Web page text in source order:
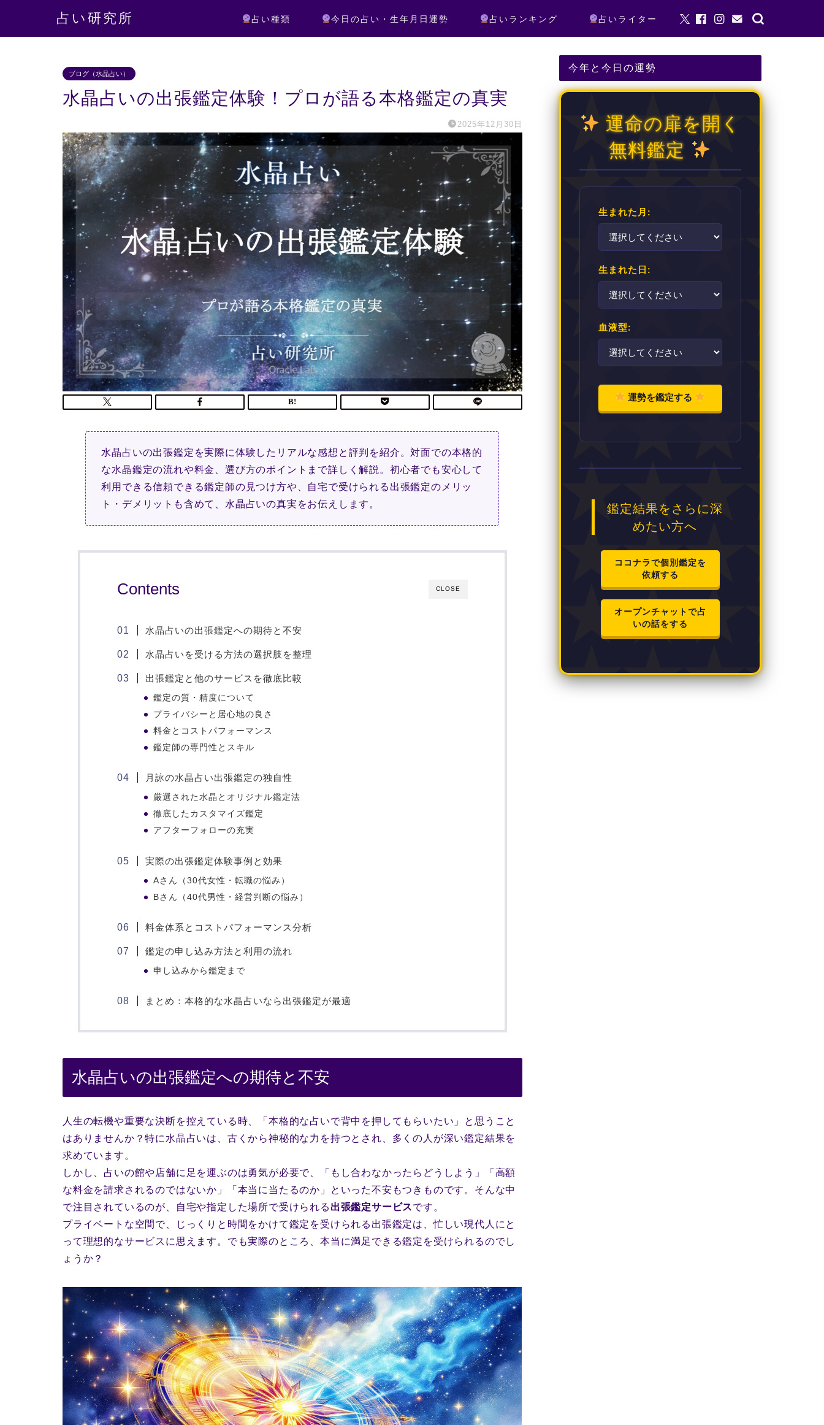
占い研究所 占い種類 今日の占い・生年月日運勢 占いランキング 占いライター
ブログ（水晶占い）
水晶占いの出張鑑定体験！プロが語る本格鑑定の真実
2025年12月30日
水晶占いの出張鑑定を実際に体験したリアルな感想と評判を紹介。対面での本格的
な水晶鑑定の流れや料金、選び方のポイントまで詳しく解説。初心者でも安心して
利用できる信頼できる鑑定師の見つけ方や、自宅で受けられる出張鑑定のメリッ
ト・デメリットも含めて、水晶占いの真実をお伝えします。
CLOSE
Contents
水晶占いの出張鑑定への期待と不安
水晶占いを受ける方法の選択肢を整理
出張鑑定と他のサービスを徹底比較
鑑定の質・精度について
プライバシーと居心地の良さ
料金とコストパフォーマンス
鑑定師の専門性とスキル
月詠の水晶占い出張鑑定の独自性
厳選された水晶とオリジナル鑑定法
徹底したカスタマイズ鑑定
アフターフォローの充実
実際の出張鑑定体験事例と効果
Aさん（30代女性・転職の悩み）
Bさん（40代男性・経営判断の悩み）
料金体系とコストパフォーマンス分析
鑑定の申し込み方法と利用の流れ
申し込みから鑑定まで
まとめ：本格的な水晶占いなら出張鑑定が最適
水晶占いの出張鑑定への期待と不安
人生の転機や重要な決断を控えている時、「本格的な占いで背中を押してもらいたい」と思うこと
はありませんか？特に水晶占いは、古くから神秘的な力を持つとされ、多くの人が深い鑑定結果を
求めています。
しかし、占いの館や店舗に足を運ぶのは勇気が必要で、「もし合わなかったらどうしよう」「高額
な料金を請求されるのではないか」「本当に当たるのか」といった不安もつきものです。そんな中
で注目されているのが、自宅や指定した場所で受けられる 出張鑑定サービスです。
プライベートな空間で、じっくりと時間をかけて鑑定を受けられる出張鑑定は、忙しい現代人にと
って理想的なサービスに思えます。でも実際のところ、本当に満足できる鑑定を受けられるのでし
ょうか？
今年と今日の運勢
運命の扉を開く
無料鑑定
生まれた月:
生まれた日:
血液型:
運勢を鑑定する
鑑定結果をさらに深
めたい方へ
ココナラで個別鑑定を
依頼する
オープンチャットで占
いの話をする